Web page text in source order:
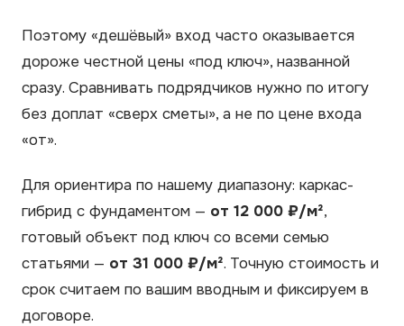
Поэтому «дешёвый» вход часто оказывается
дороже честной цены «под ключ», названной
сразу. Сравнивать подрядчиков нужно по итогу
без доплат «сверх сметы», а не по цене входа
«от».
Для ориентира по нашему диапазону: каркас-
гибрид с фундаментом — от 12 000 ₽/м²,
готовый объект под ключ со всеми семью
статьями — от 31 000 ₽/м². Точную стоимость и
срок считаем по вашим вводным и фиксируем в
договоре.